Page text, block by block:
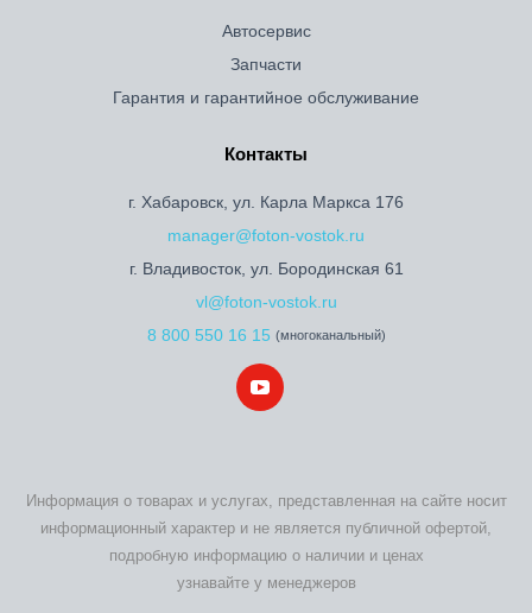
Автосервис
Запчасти
Гарантия и гарантийное обслуживание
Контакты
г. Хабаровск, ул. Карла Маркса 176
manager@foton-vostok.ru
г. Владивосток, ул. Бородинская 61
vl@foton-vostok.ru
8 800 550 16 15 (многоканальный)
Информация о товарах и услугах, представленная на сайте носит
информационный характер и не является публичной офертой,
подробную информацию о наличии и ценах
узнавайте у менеджеров